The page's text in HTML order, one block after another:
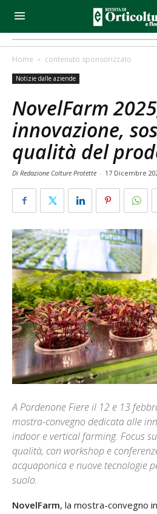
Home contenuto sponsorizzato
Notizie dalle aziende
NovelFarm
innovazione,
qualità del
Di Redazione Colture Protette - 17 Dicembre
A Pordenone Fiere il 12 e 13
mostra-convegno dedicata alle
indoor e vertical farming. Focus
qualità, con workshop e
acquaponica e nuove tecnologie
suolo.
NovelFarm, la mostra-convegno